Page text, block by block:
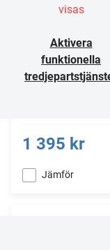
visas
Aktivera
funktionella
1 395 kr
Jämför